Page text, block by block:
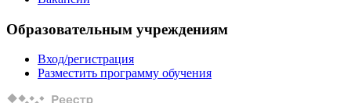
Образовательным учреждениям
Вход/регистрация
Разместить программу обучения